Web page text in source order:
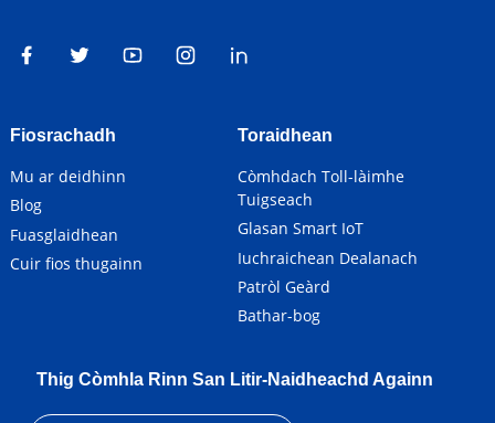
Fiosrachadh
Mu ar deidhinn
Blog
Fuasglaidhean
Cuir fios thugainn
Toraidhean
Còmhdach Toll-làimhe
Tuigseach
Glasan Smart IoT
Iuchraichean Dealanach
Patròl Geàrd
Bathar-bog
Thig Còmhla Rinn San Litir-Naidheachd Againn